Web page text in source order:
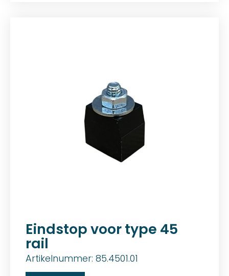
Eindstop voor type 45
rail
Artikelnummer: 85.4501.01